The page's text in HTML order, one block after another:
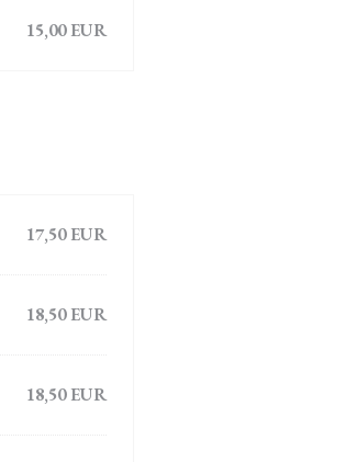
15,00 EUR
17,50 EUR
18,50 EUR
18,50 EUR